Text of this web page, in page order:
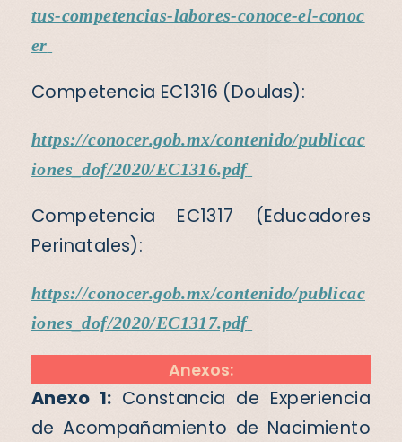
tus-competencias-labores-conoce-el-conoc
er
Competencia EC1316 (Doulas):
https://conocer.gob.mx/contenido/publicac
iones_dof/2020/EC1316.pdf
Competencia EC1317 (Educadores
Perinatales):
https://conocer.gob.mx/contenido/publicac
iones_dof/2020/EC1317.pdf
Anexos:
Anexo 1: Constancia de Experiencia
de Acompañamiento de Nacimiento